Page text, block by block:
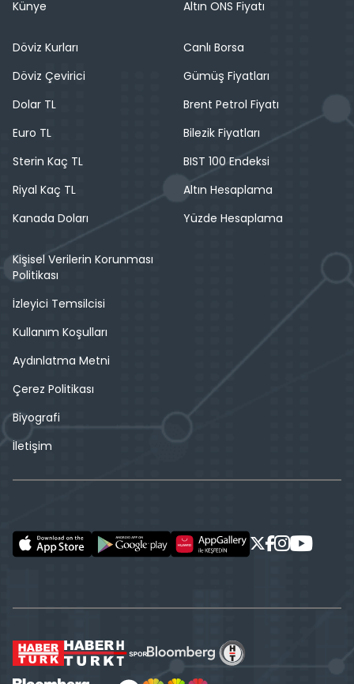
Künye
Altın ONS Fiyatı
Döviz Kurları
Döviz Çevirici
Dolar TL
Euro TL
Sterin Kaç TL
Riyal Kaç TL
Kanada Doları
Canlı Borsa
Gümüş Fiyatları
Brent Petrol Fiyatı
Bilezik Fiyatları
BIST 100 Endeksi
Altın Hesaplama
Yüzde Hesaplama
Kişisel Verilerin Korunması
Politikası
İzleyici Temsilcisi
Kullanım Koşulları
Aydınlatma Metni
Çerez Politikası
Biyografi
İletişim